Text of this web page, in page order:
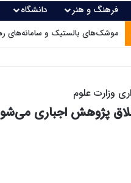
فرهنگ و هنر دانشگاه
موشک‌های بالستیک و سامانه‌های
وزارت علوم
پژوهش اجباری